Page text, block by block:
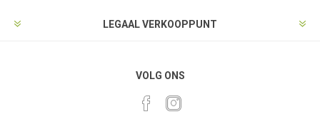
LEGAAL VERKOOPPUNT
VOLG ONS